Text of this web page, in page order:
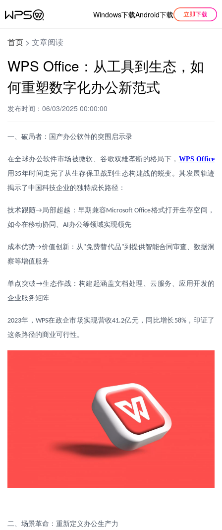
Windows下载Android下载
首页 > 文章阅读
WPS Office：从工具到生态，如
何重塑数字化办公新范式
发布时间：06/03/2025 00:00:00
一、破局者：国产办公软件的突围启示录
在全球办公软件市场被微软、谷歌双雄垄断的格局下， WPSOffice
用 35年时间走完了从生存保卫战到生态构建战的蜕变。其发展轨迹
揭示了中国科技企业的独特成长路径：
技术跟随→局部超越：早期兼容Microsoft Office格式打开生存空间，
如今在移动协同、 AI办公等领域实现领先
成本优势→价值创新：从"免费替代品"到提供智能合同审查、数据洞
察等增值服务
单点突破→生态作战：构建起涵盖文档处理、云服务、应用开发的
企业服务矩阵
2023年， WPS在政企市场实现营收41.2亿元，同比增长 58%，印证了
这条路径的商业可行性。
二、 场景革命：重新定义办公生产力